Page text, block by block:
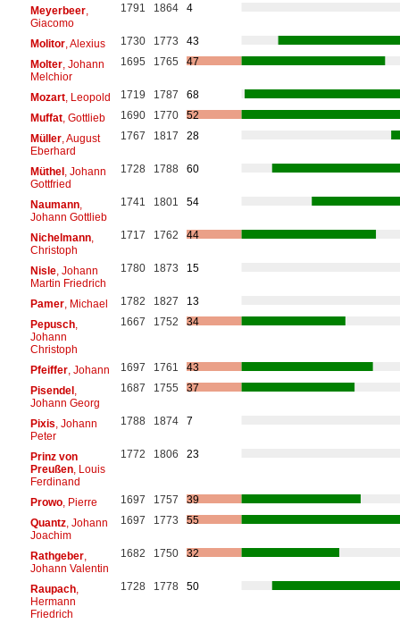
Meyerbeer,
Giacomo
1791 1864 4
Molitor, Alexius 1730 1773
43
Molter, Johann
Melchior
1695 1765 47
Mozart, Leopold 1719 1787
68
Muffat, Gottlieb 1690 1770
52
Müller, August
Eberhard
1767 1817 28
Müthel, Johann
Gottfried
1728 1788 60
Naumann,
Johann Gottlieb
1741 1801 54
Nichelmann,
Christoph
1717 1762 44
Nisle, Johann
Martin Friedrich
1780 1873 15
Pamer, Michael 1782 1827
13
Pepusch,
Johann
Christoph
1667 1752 34
Pfeiffer, Johann 1697 1761
43
Pisendel,
Johann Georg
1687 1755 37
Pixis , Johann
Peter
1788 1874 7
Prinz von
Preußen, Louis
Ferdinand
1772 1806 23
Prowo, Pierre 1697 1757
39
Quantz, Johann
Joachim
1697 1773 55
Rathgeber,
Johann Valentin
1682 1750 32
Raupach,
Hermann
Friedrich
1728 1778 50